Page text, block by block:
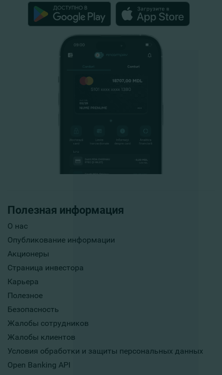
Полезная информация
О нас
Опубликование информации
Акционеры
Страница инвестора
Карьера
Полезное
Безопасность
Жалобы сотрудников
Жалобы клиентов
Условия обработки и защиты персональных данных
Open Banking API